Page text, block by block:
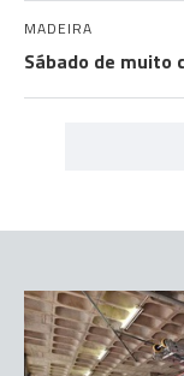
MADEIRA
Sábado de muito